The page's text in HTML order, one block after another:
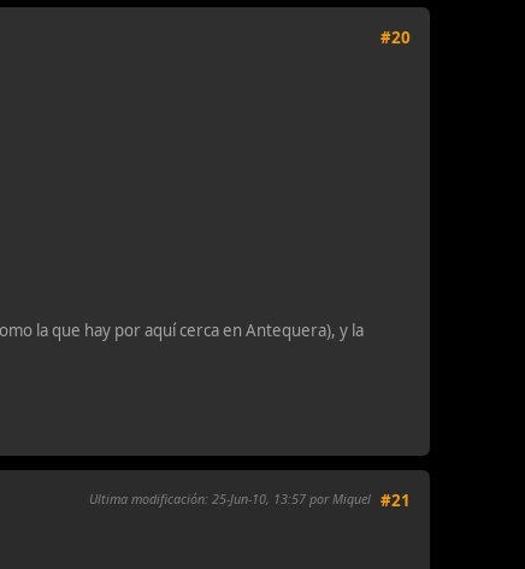
#20
la que hay por aquí cerca en Antequera), y la
#21
Ultima modificación: 25-Jun-10, 13:57 por Miquel